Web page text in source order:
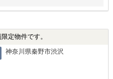
定物件です。
神奈川県秦野市渋沢